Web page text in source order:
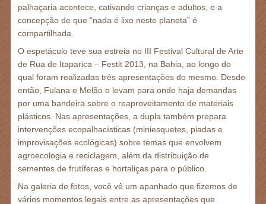
palhaçaria acontece, cativando crianças e adultos, e a
concepção de que “nada é lixo neste planeta” é
compartilhada.
O espetáculo teve sua estreia no III Festival Cultural de Arte
de Rua de Itaparica – Festit 2013, na Bahia, ao longo do
qual foram realizadas três apresentações do mesmo. Desde
então, Fulana e Melão o levam para onde haja demandas
por uma bandeira sobre o reaproveitamento de materiais
plásticos. Nas apresentações, a dupla também prepara
intervenções ecopalhacísticas (miniesquetes, piadas e
improvisações ecológicas) sobre temas que envolvem
agroecologia e reciclagem, além da distribuição de
sementes de frutíferas e hortaliças para o público.
Na galeria de fotos, você vê um apanhado que fizemos de
vários momentos legais entre as apresentações que